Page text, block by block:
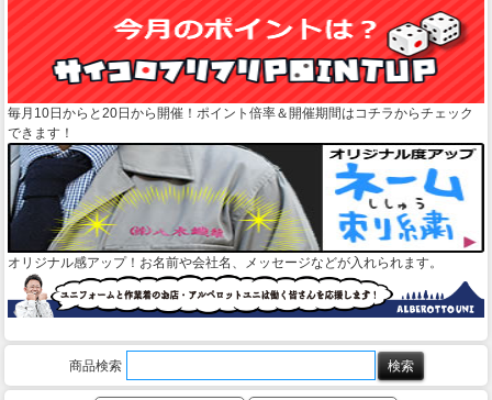
毎月10日からと20日から開催！ポイント倍率＆開催期間はコチラからチェック
できます！
オリジナル感アップ！お名前や会社名、メッセージなどが入れられます。
商品検索